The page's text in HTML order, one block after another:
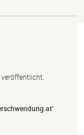
veröffentlicht.
at“